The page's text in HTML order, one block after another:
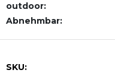
outdoor:
Abnehmbar:
SKU: